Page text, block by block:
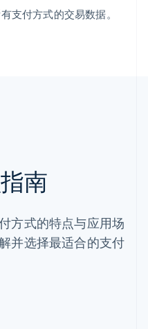
支付方式的交易数据。
南
方式的特点与应用场
并选择最适合的支付